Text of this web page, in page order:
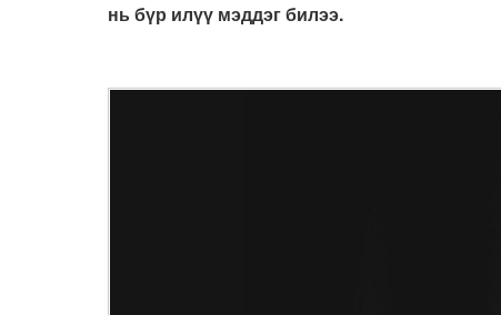
нь бүр илүү мэддэг билээ.